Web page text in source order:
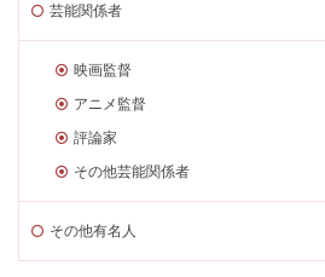
芸能関係者
映画監督
アニメ監督
評論家
その他芸能関係者
その他有名人